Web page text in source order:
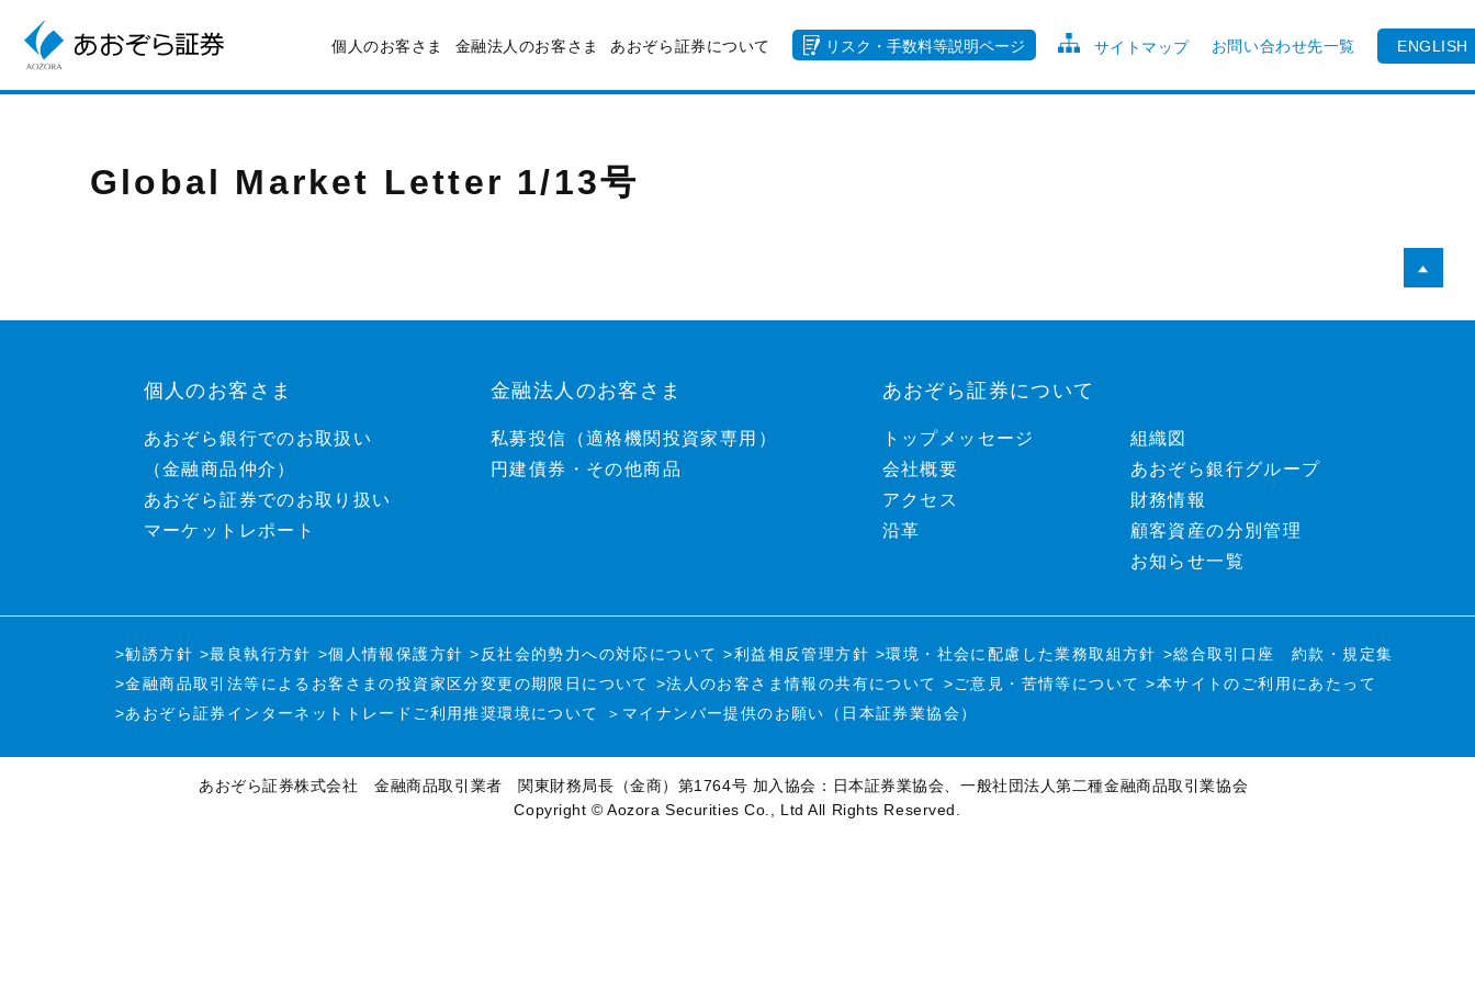
個人のお客さま 金融法人のお客さま あおぞら証券について リスク・手数料等説明ページ サイトマップ お問い合わせ先一覧 ENGLISH
Global Market Letter 1/13号
個人のお客さま
あおぞら銀行でのお取扱い
（金融商品仲介）
あおぞら証券でのお取り扱い
マーケットレポート
金融法人のお客さま
私募投信（適格機関投資家専用）
円建債券・その他商品
あおぞら証券について
トップメッセージ
会社概要
アクセス
沿革
組織図
あおぞら銀行グループ
財務情報
顧客資産の分別管理
お知らせ一覧
>勧誘方針 >最良執行方針 >個人情報保護方針 >反社会的勢力への対応について >利益相反管理方針 >環境・社会に配慮した業務取組方針 >総合取引口座 約款・規定集
>金融商品取引法等による お客さまの投資家区分変更の期限日について >法人のお客さま情報の共有について >ご意見・苦情等について >本サイトのご利用にあたって
>あおぞら証券インターネットトレード ご利用推奨環境について ＞マイナンバー提供のお願い（日本証券業協会）
あおぞら証券株式会社金融商品取引業者 関東財務局長（金商）第1764号 加入協会：日本証券業協会、一般社団法人第二種金融商品取引業協会
Copyright © Aozora Securities Co., Ltd All Rights Reserved.